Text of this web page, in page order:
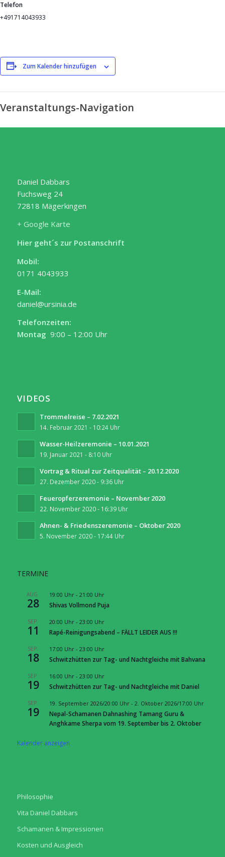
Telefon
+491714043933
Zum Kalender hinzufügen
Veranstaltungs-Navigation
Daniel Dabbars
Fuchsweg 24
72818 Mägerkingen
+ Google Karte
Hier geht´s zur Postanschrift
Mobil:
0171 4043933
E-Mail:
daniel@ursinia.de
Telefonzeiten:
Montag 9:00 – 12:00 Uhr
VIDEOS
Trommelreise – 7.02.2021
14. Februar 2021 - 10:24 Uhr
Wasser-Heilzeremonie – 10.01.2021
19. Januar 2021 - 8:10 Uhr
Vortrag & Ritual zur Zeitqualität – 20.12.2020
27. Dezember 2020 - 9:36 Uhr
Feueropferzeremonie – November 2020
22. November 2020 - 16:39 Uhr
Ahnen- & Friedenszeremonie – Oktober 2020
5. November 2020 - 17:44 Uhr
TERMINE
AUG.
28
19:00 Uhr- 21:00 Uhr
Shivas Vollmond Puja
SEP.
11
20:00 Uhr- 23:00 Uhr
Rapé-Reinigungsabend – FÄLLT LEIDER AUS !!!
SEP.
18
17:00 Uhr- 23:00 Uhr
Schwitzhütten zur Tag- und Nachtgleiche mit Bahvana
SEP.
19
16:00 Uhr- 23:00 Uhr
Schwitzhütten zur Tag- und Nachtgleiche mit Daniel
SEP.
19
19. September 2026/20:00 Uhr- 2. Oktober 2026/17:00 Uhr
Nepal-Schamanen Dahnashing Tamang Guru &
Anghkame Sherpa vom 19. September bis 2. Oktober
Kalender anzeigen
Philosophie
Vita Daniel Dabbars
Schamanen & Impressionen
Kosten und Ausgleich